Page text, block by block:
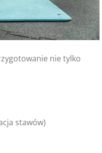
nie tylko
stawów)